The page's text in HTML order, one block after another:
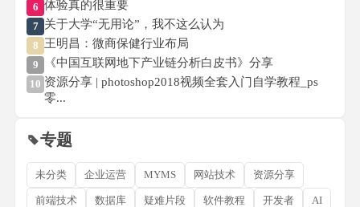
6 体验真的很重要
7 关于大学“无用论”，我不这么认为
8 王明昌：微商保健行业布局
9 《中国互联网地下产业链分析白皮书》分享
10 资源分享 | photoshop2018视频全套入门自学教程_ps
零...
专题
未分类 企业运营 MYMS 网站技术 资源分享
前端技术 数据库 疑难片段 软件教程 开发者 AI